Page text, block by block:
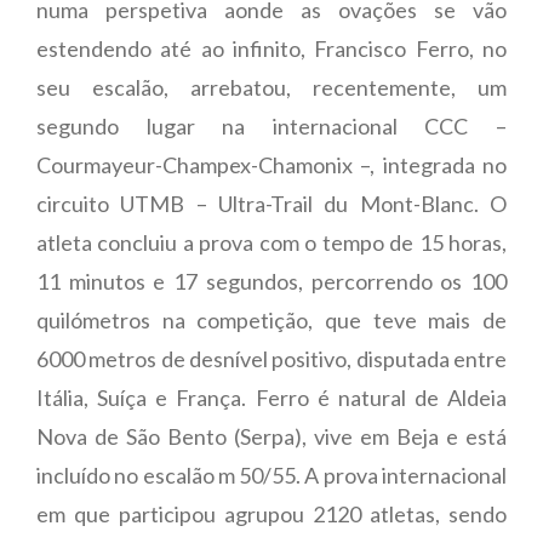
numa perspetiva aonde as ovações se vão
estendendo até ao infinito, Francisco Ferro, no
seu escalão, arrebatou, recentemente, um
segundo lugar na internacional CCC –
Courmayeur-Champex-Chamonix –, integrada no
circuito UTMB – Ultra-Trail du Mont-Blanc. O
atleta concluiu a prova com o tempo de 15 horas,
11 minutos e 17 segundos, percorrendo os 100
quilómetros na competição, que teve mais de
6000 metros de desnível positivo, disputada entre
Itália, Suíça e França. Ferro é natural de Aldeia
Nova de São Bento (Serpa), vive em Beja e está
incluído no escalão m 50/55. A prova internacional
em que participou agrupou 2120 atletas, sendo